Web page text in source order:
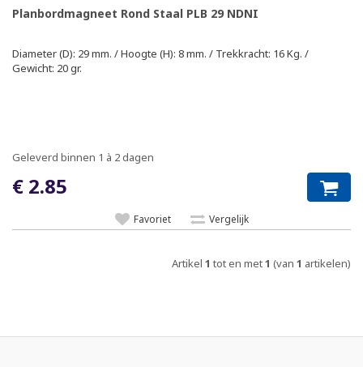
Planbordmagneet Rond Staal PLB 29 NDNI
Diameter (D): 29 mm. / Hoogte (H): 8 mm. / Trekkracht: 16 Kg. /
Gewicht: 20 gr.
Geleverd binnen 1 à 2 dagen
€ 2.85
Favoriet Vergelijk
Artikel 1 tot en met1 (van 1 artikelen)